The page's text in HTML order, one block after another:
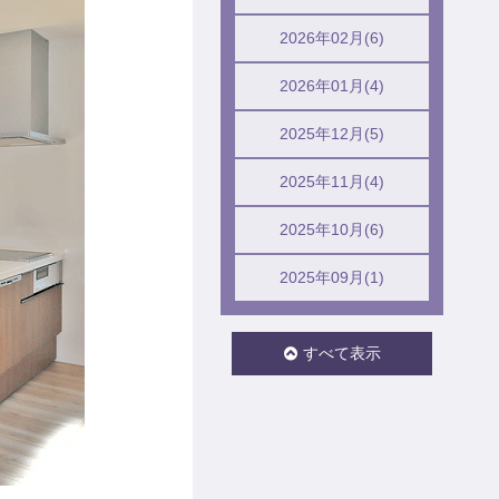
2026年02月(6)
2026年01月(4)
2025年12月(5)
2025年11月(4)
2025年10月(6)
2025年09月(1)
すべて表示